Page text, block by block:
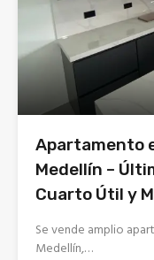
Apartamento
Medellín –
Cuarto Útil y
Se vende amplio
Medellín,…